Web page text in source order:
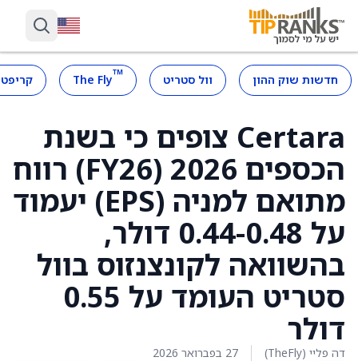
חדשות שוק ההון וול סטריט ™
The Fly
Certara צופים כי בשנת
הכספים 2026 (FY26) רווח
מתואם למניה (EPS) יעמוד
על 0.44-0.48 דולר,
בהשוואה לקונצנזוס בוול
סטריט העומד על 0.55
דולר
דה פליי (TheFly) 27 בפברואר 2026